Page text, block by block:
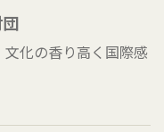
化の香り高く国際感